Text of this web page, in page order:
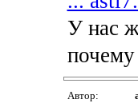
У нас
почему
Автор: